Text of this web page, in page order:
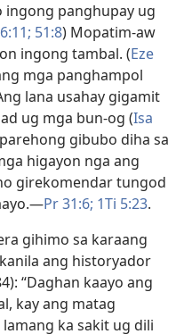
ingong panghupay ug
51:8) Mopatim-aw
ingong tambal. (Eze
mga panghampol
lana usahay gigamit
ug mga bun-og (Isa
gibubo diha sa
higayon nga ang
girekomendar tungod
Pr 31:6; 1Ti 5:23.
gihimo sa karaang
ang historyador
“Daghan kaayo ang
kay ang matag
ka sakit ug dili